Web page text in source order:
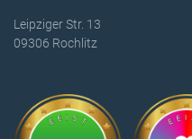
Leipziger Str. 13
09306 Rochlitz